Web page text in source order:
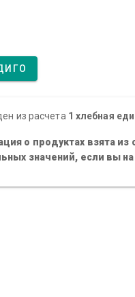
из расчета 1 хлебная
о продуктах взята из
значений, если вы